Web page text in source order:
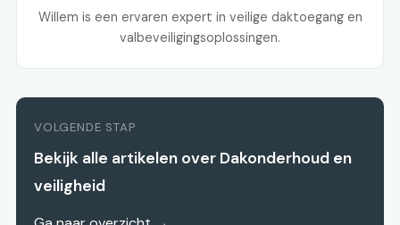
Willem is een ervaren expert in veilige daktoegang en
valbeveiligingsoplossingen.
VOLGENDE STAP
Bekijk alle artikelen over Dakonderhoud en
veiligheid